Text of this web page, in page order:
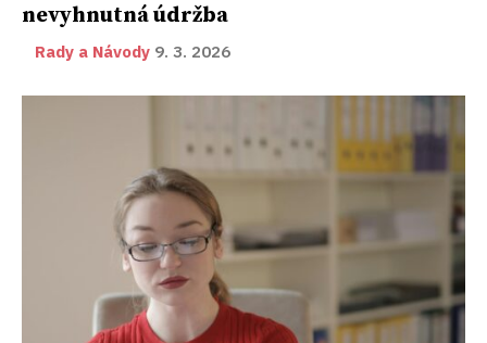
nevyhnutná údržba
Rady a Návody 9. 3. 2026